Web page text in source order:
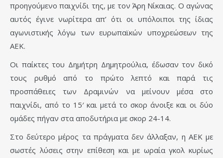
προηγούμενο παιχνίδι της, με τον Άρη Νίκαιας. Ο αγώνας
αυτός έγινε νωρίτερα απ’ ότι οι υπόλοιποι της ίδιας
αγωνιστικής λόγω των ευρωπαϊκών υποχρεώσεων της
ΑΕΚ.
Οι παίκτες του Δημήτρη Δημητρούλια, έδωσαν τον δικό
τους ρυθμό από το πρώτο λεπτό και παρά τις
προσπάθειες των Δραμινών να μείνουν μέσα στο
παιχνίδι, από το 15′ και μετά το σκορ άνοιξε και οι δύο
ομάδες πήγαν στα αποδυτήρια με σκορ 24-14.
Στο δεύτερο μέρος τα πράγματα δεν άλλαξαν, η ΑΕΚ με
σωστές λύσεις στην επίθεση και με ωραία γκολ κυρίως